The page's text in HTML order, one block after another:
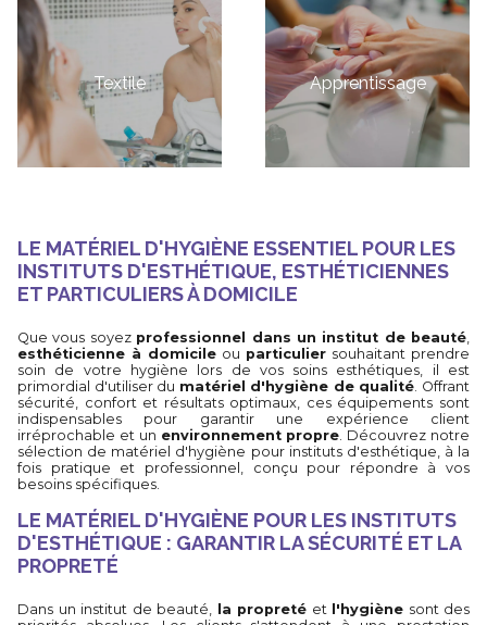
Textile Apprentissage
LE MATÉRIEL D'HYGIÈNE ESSENTIEL POUR LES
INSTITUTS D'ESTHÉTIQUE, ESTHÉTICIENNES
ET PARTICULIERS À DOMICILE
Que vous soyez professionnel dans un institut de beauté,
esthéticienne à domicileou particulier souhaitant prendre
soin de votre hygiène lors de vos soins esthétiques, il est
primordial d'utiliser du matériel d'hygiène de qualité. Offrant
sécurité, confort et résultats optimaux, ces équipements sont
indispensables pour garantir une expérience client
irréprochable et un environnement propre. Découvrez notre
sélection de matériel d'hygiène pour instituts d'esthétique, à la
fois pratique et professionnel, conçu pour répondre à vos
besoins spécifiques.
LE MATÉRIEL D'HYGIÈNE POUR LES INSTITUTS
D'ESTHÉTIQUE : GARANTIR LA SÉCURITÉ ET LA
PROPRETÉ
Dans un institut de beauté, la propreté et l'hygiène sont des